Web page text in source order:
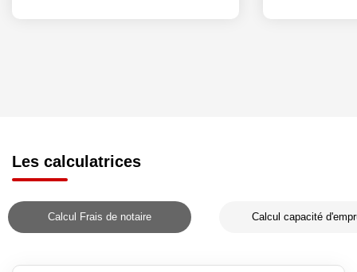
Les calculatrices
Calcul Frais de notaire Calcul capacité